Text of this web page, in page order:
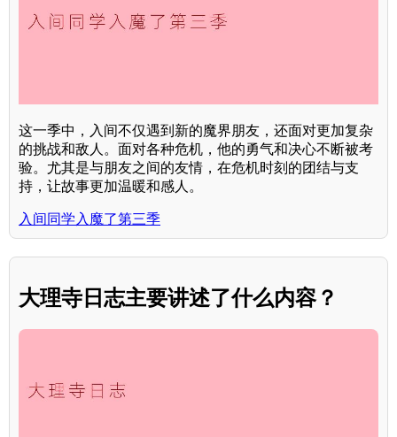
这一季中，入间不仅遇到新的魔界朋友，还面对更加复杂
的挑战和敌人。面对各种危机，他的勇气和决心不断被考
验。尤其是与朋友之间的友情，在危机时刻的团结与支
持，让故事更加温暖和感人。
入间同学入魔了第三季
大理寺日志主要讲述了什么内容？